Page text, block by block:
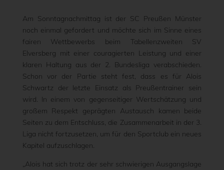
Am Sonntagnachmittag ist der SC Preußen Münster
noch einmal gefordert und möchte sich im Sinne eines
fairen Wettbewerbs beim Tabellenzweiten SV
Elversberg mit einer couragierten Leistung und einer
klaren Haltung aus der 2. Bundesliga verabschieden.
Schon vor der Partie steht fest, dass es für Alois
Schwartz der letzte Einsatz als Preußentrainer sein
wird. In einem von gegenseitiger Wertschätzung und
großem Respekt geprägten Austausch kamen beide
Seiten zu dem Entschluss, die Zusammenarbeit in der 3.
Liga nicht fortzusetzen, um für den Sportclub ein neues
Kapitel aufzuschlagen.
„Alois hat sich trotz der sehr schwierigen Ausgangslage